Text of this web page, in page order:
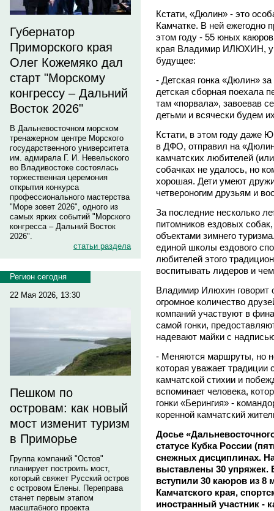
Губернатор
Приморского края
Олег Кожемяко дал
старт "Морскому
конгрессу – Дальний
Восток 2026"
В Дальневосточном морском
тренажерном центре Морского
государственного университета
им. адмирала Г. И. Невельского
во Владивостоке состоялась
торжественная церемония
открытия конкурса
профессионального мастерства
"Море зовет 2026", одного из
самых ярких событий "Морского
конгресса – Дальний Восток
2026".
статьи раздела
Регион сегодня
22 Мая 2026, 13:30
Пешком по
островам: как новый
мост изменит туризм
в Приморье
Группа компаний "Остов"
планирует построить мост,
который свяжет Русский остров
с островом Елены. Переправа
станет первым этапом
масштабного проекта
Кстати, «Дюлин» - это
Камчатке. В ней ежегодно
этом году - 55 юных
края Владимир ИЛЮХИН, у
будущее:
- Детская гонка «Дюлин»
детская сборная поехала
там «порвала», завоевав
детьми и всячески будем
Кстати, в этом году даже
в ДФО, отправил на
камчатских любителей
собачках не удалось, но
хорошая. Дети умеют
четвероногим друзьям и
За последние несколько
питомников ездовых
объектами зимнего
единой школы ездового
любителей этого
воспитывать лидеров и
Владимир Илюхин говорит
огромное количество
компаний участвуют в
самой гонки,
надевают майки с
- Меняются маршруты, но
которая уважает традиции
камчатской стихии и
вспоминает человека,
гонки «Берингия» -
коренной камчатский
Досье
статусе Кубка России
снежных дисциплинах.
выставлены 30 упряжек.
вступили 30 каюров из 8
Камчатского края,
иностранный участник